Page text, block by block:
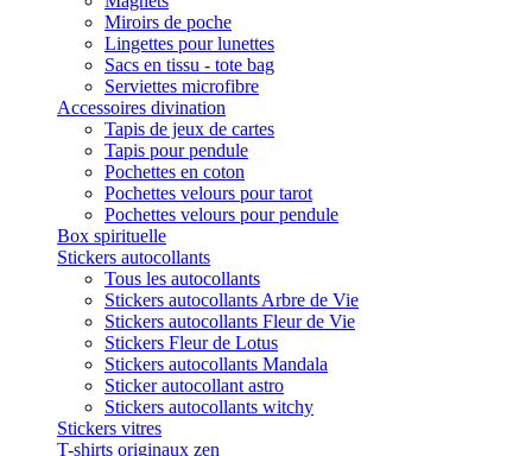
Miroirs de poche
Lingettes pour lunettes
Sacs en tissu - tote bag
Serviettes microfibre
Accessoires divination
Tapis de jeux de cartes
Tapis pour pendule
Pochettes en coton
Pochettes velours pour tarot
Pochettes velours pour pendule
Box spirituelle
Stickers autocollants
Tous les autocollants
Stickers autocollants Arbre de Vie
Stickers autocollants Fleur de Vie
Stickers Fleur de Lotus
Stickers autocollants Mandala
Sticker autocollant astro
Stickers autocollants witchy
Stickers vitres
T-shirts originaux zen